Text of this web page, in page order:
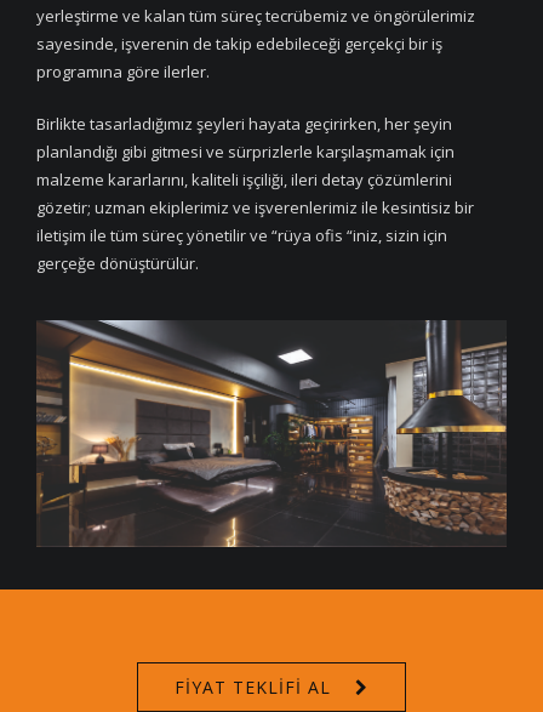
yerleştirme ve kalan tüm süreç tecrübemiz ve öngörülerimiz
sayesinde, işverenin de takip edebileceği gerçekçi bir iş
programına göre ilerler.
Birlikte tasarladığımız şeyleri hayata geçirirken, her şeyin
planlandığı gibi gitmesi ve sürprizlerle karşılaşmamak için
malzeme kararlarını, kaliteli işçiliği, ileri detay çözümlerini
gözetir; uzman ekiplerimiz ve işverenlerimiz ile kesintisiz bir
iletişim ile tüm süreç yönetilir ve “rüya ofis “iniz, sizin için
gerçeğe dönüştürülür.
FIYAT TEKLIFI AL